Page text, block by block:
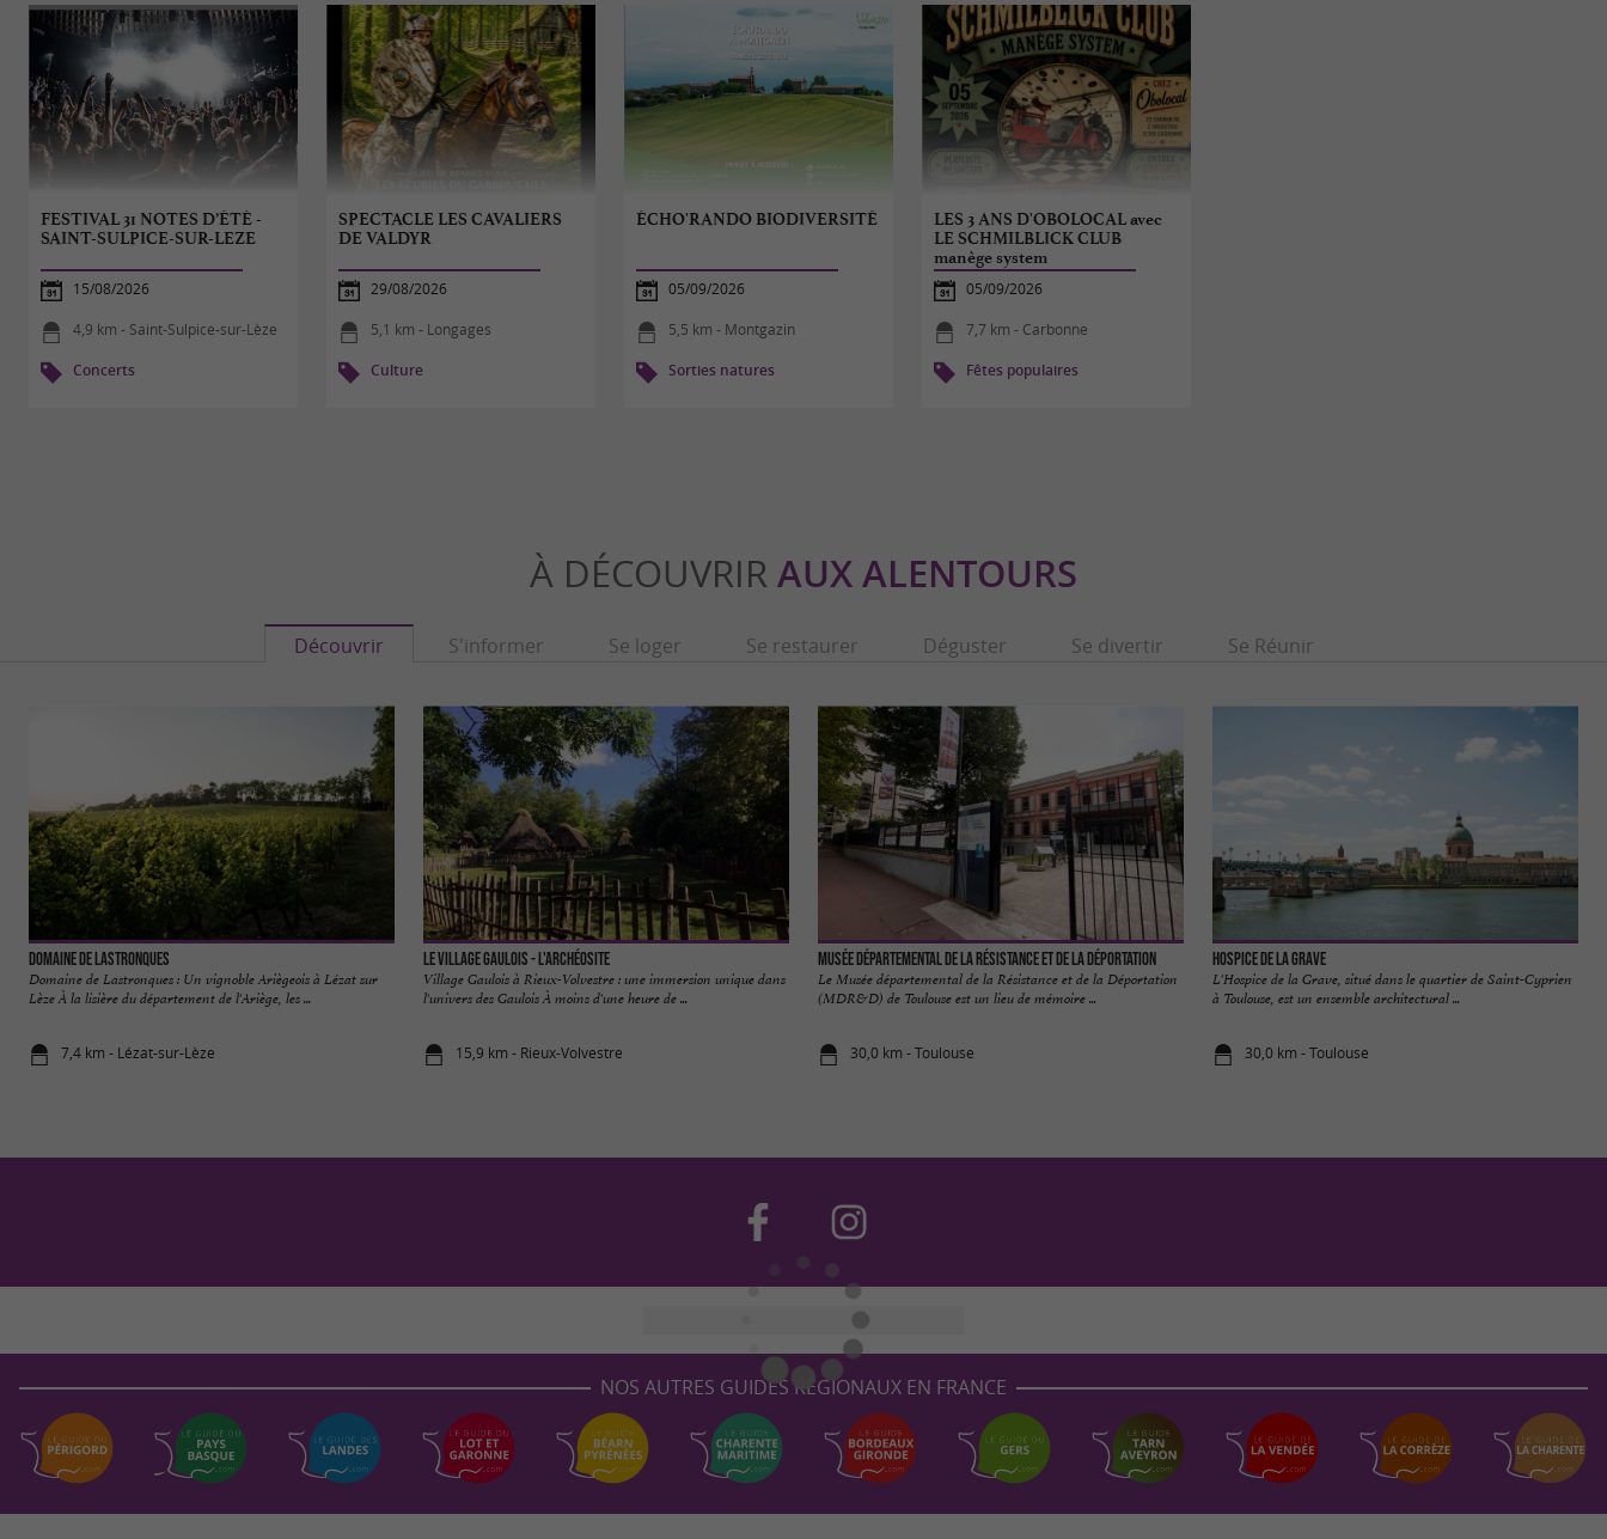
FESTIVAL 31 NOTES D’ÉTÉ -
SAINT-SULPICE-SUR-LEZE
15/08/2026
4,9 km - Saint-Sulpice-sur-Lèze
Concerts
SPECTACLE LES CAVALIERS
DE VALDYR
29/08/2026
5,1 km - Longages
Culture
ÉCHO'RANDO BIODIVERSITÉ
05/09/2026
5,5 km - Montgazin
Sorties natures
LES 3 ANS D'OBOLOCAL avec
LE SCHMILBLICK CLUB
manège system
05/09/2026
7,7 km - Carbonne
Fêtes populaires
À DÉCOUVRIR AUX ALENTOURS
Découvrir S'informer Se loger Se restaurer Déguster Se divertir Se Réunir
Domaine de Lastronques
Domaine de Lastronques : Un vignoble Ariègeois à Lézat sur
Lèze À la lisière du département de l'Ariège, les ...
7,4 km - Lézat-sur-Lèze
Le Village Gaulois - L'Archéosite
Village Gaulois à Rieux-Volvestre : une immersion unique dans
l'univers des Gaulois À moins d'une heure de ...
15,9 km - Rieux-Volvestre
Musée Départemental de la Résistance et de la Déportation
Le Musée départemental de la Résistance et de la Déportation
(MDR&D) de Toulouse est un lieu de mémoire ...
30,0 km - Toulouse
Hospice de la Grave
L'Hospice de la Grave, situé dans le quartier de Saint-Cyprien
à Toulouse, est un ensemble architectural ...
30,0 km - Toulouse
NOS AUTRES GUIDES RÉGIONAUX EN FRANCE